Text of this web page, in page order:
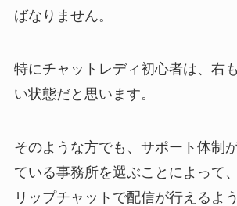
ばなりません。
特にチャットレディ初心者は、右
い状態だと思います。
そのような方でも、サポート体制
ている事務所を選ぶことによって
リップチャットで配信が行えるよ